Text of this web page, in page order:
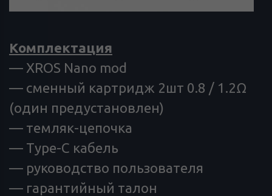
Комплектация
— XROS Nano mod
— сменный картридж 2шт 0.8 / 1.2Ω
(один предустановлен)
— темляк-цепочка
— Type-C кабель
— руководство пользователя
— гарантийный талон